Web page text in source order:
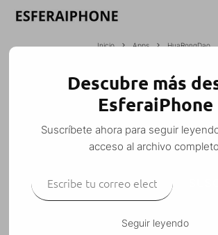
Inicio Apps HuaRongDao
HUARONGDAO
Juegos · 10 diciembre, 2007 · 1
Este juego no es mas que una
Descubre más
EsferaiPhone
Suscríbete ahora para seguir
acceso al archivo
Seguir leyendo